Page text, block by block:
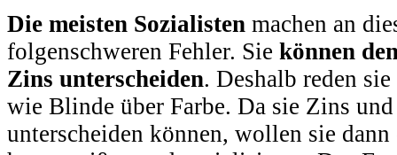
Die meisten Sozialisten machen an
folgenschweren Fehler. Sie können
Zins unterscheiden. Deshalb reden
wie Blinde über Farbe. Da sie Zins
unterscheiden können, wollen sie dann